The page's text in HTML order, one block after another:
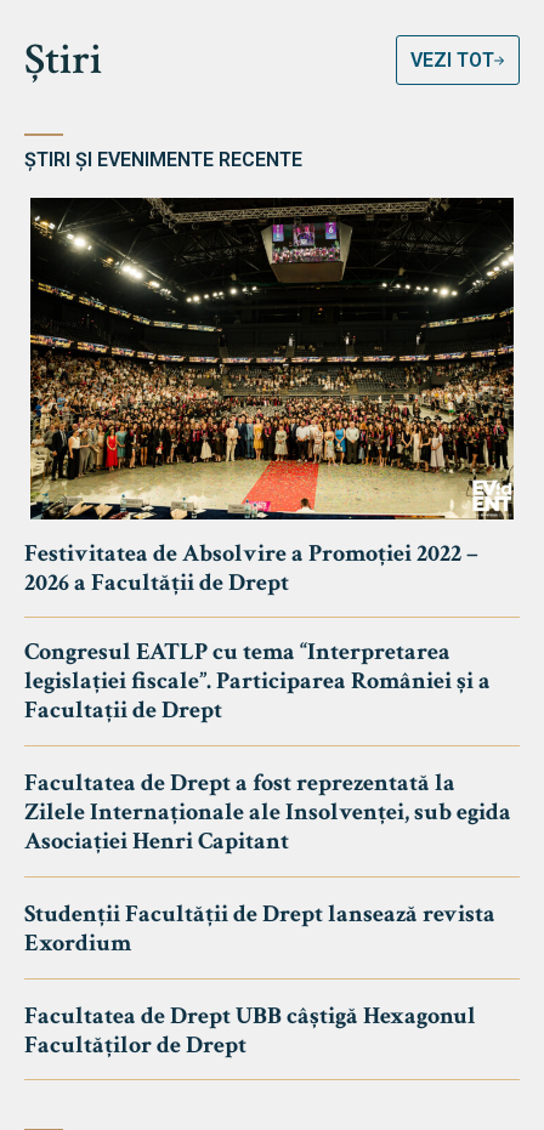
Știri VEZI TOT
ȘTIRI ȘI EVENIMENTE RECENTE
Festivitatea de Absolvire a Promoției 2022 –
2026 a Facultății de Drept
Congresul EATLP cu tema “Interpretarea
legislației fiscale”. Participarea României și a
Facultații de Drept
Facultatea de Drept a fost reprezentată la
Zilele Internaționale ale Insolvenței, sub egida
Asociației Henri Capitant
Studenții Facultății de Drept lansează revista
Exordium
Facultatea de Drept UBB câștigă Hexagonul
Facultăților de Drept